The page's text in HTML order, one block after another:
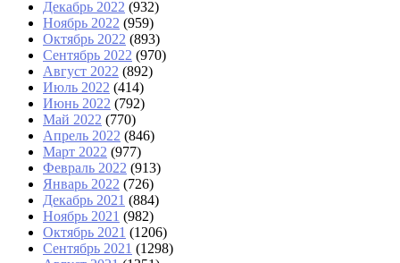
Декабрь 2022 (932)
Ноябрь 2022 (959)
Октябрь 2022 (893)
Сентябрь 2022 (970)
Август 2022 (892)
Июль 2022 (414)
Июнь 2022 (792)
Май 2022 (770)
Апрель 2022 (846)
Март 2022 (977)
Февраль 2022 (913)
Январь 2022 (726)
Декабрь 2021 (884)
Ноябрь 2021 (982)
Октябрь 2021 (1206)
Сентябрь 2021 (1298)